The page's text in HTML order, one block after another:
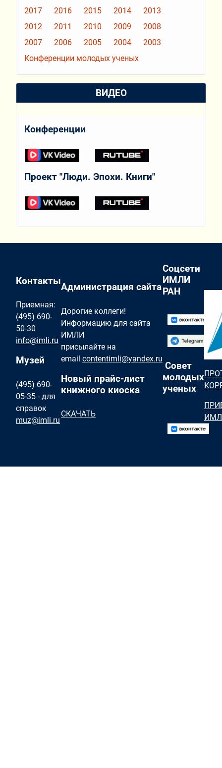
2017
2016 2015 2014
2013
2012
2011 2010 2009
2008
2007
2006 2005 2004
2003
Конференции молодых ученых
ВИДЕО
Конференции
Проект "Люди. Эпохи. Книги"
Контакты
Приемная:
(495) 690-
50-30
info@imli.ru
Музей
(495) 690-
05-35 - для
справок
muz@imli.ru
Администрация сайта
Дорогие коллеги!
Информацию для сайта
ИМЛИ
присылайте на
email contentimli@yandex.ru
Новый прайс-лист
книжного киоска
СКАЧАТЬ
Соцсети
ИМЛИ
РАН
Совет
молодых
ученых